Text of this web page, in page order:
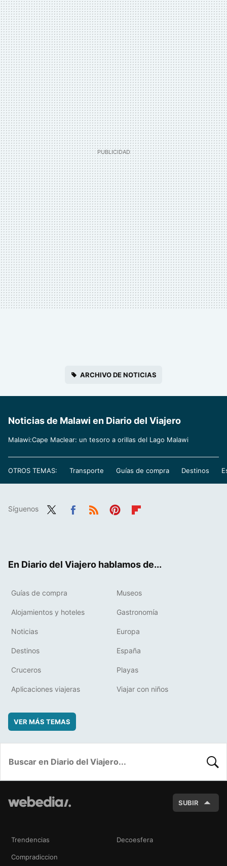
ARCHIVO DE NOTICIAS
Noticias de Malawi en Diario del Viajero
Malawi:Cape Maclear: un tesoro a orillas del Lago Malawi
OTROS TEMAS: Transporte Guías de compra Destinos
Síguenos
En Diario del Viajero hablamos de...
Guías de compra Museos
Alojamientos y hoteles Gastronomía
Noticias Europa
Destinos España
Cruceros Playas
Aplicaciones viajeras Viajar con niños
VER MÁS TEMAS
SUBIR
Trendencias Decoesfera
Compradiccion